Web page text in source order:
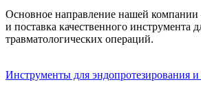
Основное направление нашей
и поставка качественного инструмента
травматологических операций.
Инструменты для эндопротезирования и